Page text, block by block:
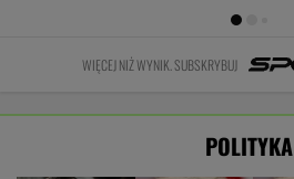
WIĘCEJ NIŻ WYNIK. SUBSKRYBUJ
POLITYKA